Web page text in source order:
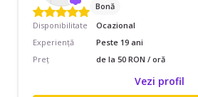
Bonă
Disponibilitate
Ocazional
Experiență
Peste 19 ani
Preț
de la 50 RON / oră
Vezi profil